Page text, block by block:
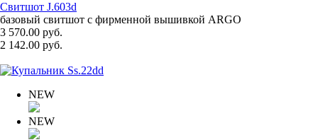
Свитшот J.603d
базовый свитшот с фирменной вышивкой ARGO
3 570.00 руб.
2 142.00 руб.
NEW
NEW